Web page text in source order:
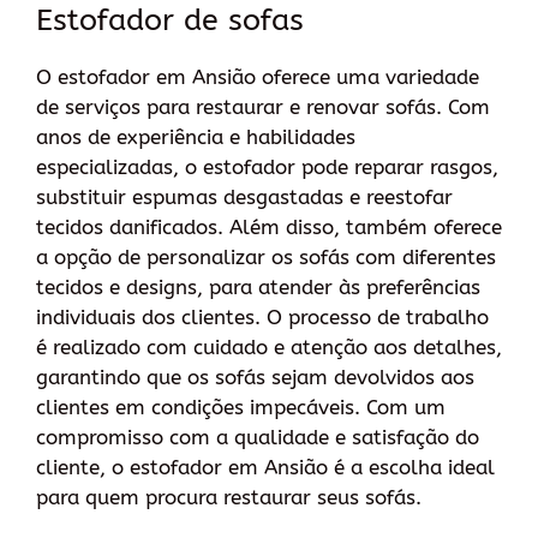
Estofador de sofas
O estofador em Ansião oferece uma variedade
de serviços para restaurar e renovar sofás. Com
anos de experiência e habilidades
especializadas, o estofador pode reparar rasgos,
substituir espumas desgastadas e reestofar
tecidos danificados. Além disso, também oferece
a opção de personalizar os sofás com diferentes
tecidos e designs, para atender às preferências
individuais dos clientes. O processo de trabalho
é realizado com cuidado e atenção aos detalhes,
garantindo que os sofás sejam devolvidos aos
clientes em condições impecáveis. Com um
compromisso com a qualidade e satisfação do
cliente, o estofador em Ansião é a escolha ideal
para quem procura restaurar seus sofás.